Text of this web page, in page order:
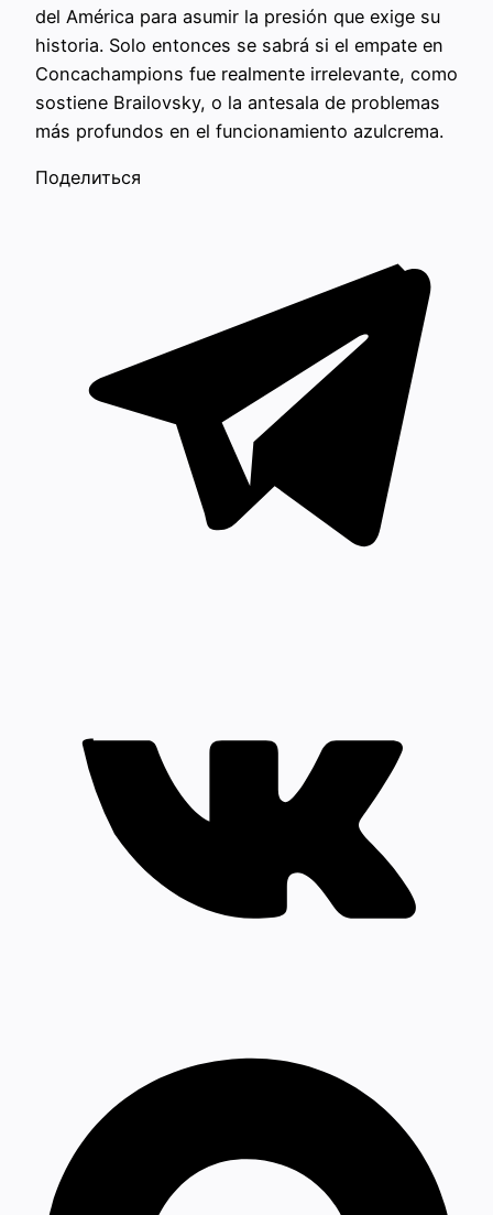
del América para asumir la presión que exige su
historia. Solo entonces se sabrá si el empate en
Concachampions fue realmente irrelevante, como
sostiene Brailovsky, o la antesala de problemas
más profundos en el funcionamiento azulcrema.
Поделиться